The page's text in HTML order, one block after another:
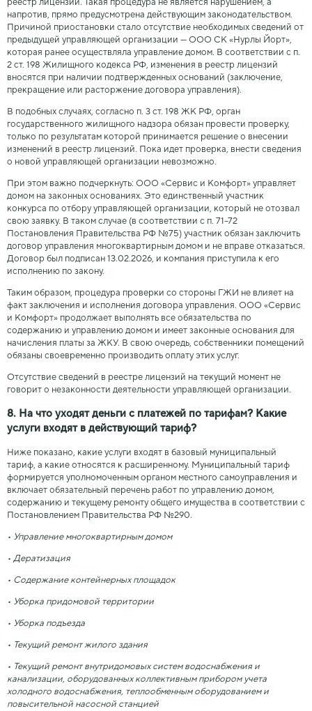
напротив, прямо предусмотрена действующим законодательством.
Причиной приостановки стало отсутствие необходимых сведений от
предыдущей управляющей организации — ООО СК «Нурлы Йорт»,
которая ранее осуществляла управление домом. В соответствии с п.
2 ст. 198 Жилищного кодекса РФ, изменения в реестр лицензий
вносятся при наличии подтвержденных оснований (заключение,
прекращение или расторжение договора управления).
В подобных случаях, согласно п. 3 ст. 198 ЖК РФ, орган
государственного жилищного надзора обязан провести проверку,
только по результатам которой принимается решение о внесении
изменений в реестр лицензий. Пока идет проверка, внести сведения
о новой управляющей организации невозможно.
При этом важно подчеркнуть: ООО «Сервис и Комфорт» управляет
домом на законных основаниях. Это единственный участник
конкурса по отбору управляющей организации, который не отозвал
свою заявку. В таком случае (в соответствии с п. 71–72
Постановления Правительства РФ №75) участник обязан заключить
договор управления многоквартирным домом и не вправе отказаться.
Договор был подписан 13.02.2026, и компания приступила к его
исполнению по закону.
Таким образом, процедура проверки со стороны ГЖИ не влияет на
факт заключения и исполнения договора управления. ООО «Сервис
и Комфорт» продолжает выполнять все обязательства по
содержанию и управлению домом и имеет законные основания для
начисления платы за ЖКУ. В свою очередь, собственники помещений
обязаны своевременно производить оплату этих услуг.
Отсутствие сведений в реестре лицензий на текущий момент не
говорит о незаконности деятельности управляющей организации.
8. На что уходят деньги с платежей по тарифам? Какие
услуги входят в действующий тариф?
Ниже показано, какие услуги входят в базовый муниципальный
тариф, а какие относятся к расширенному. Муниципальный тариф
формируется уполномоченным органом местного самоуправления и
включает обязательный перечень работ по управлению домом,
содержанию и текущему ремонту общего имущества в соответствии с
Постановлением Правительства РФ №290.
• Управление многоквартирным домом
• Дератизация
• Содержание контейнерных площадок
• Уборка придомовой территории
• Уборка подъезда
• Текущий ремонт жилого здания
• Текущий ремонт внутридомовых систем водоснабжения и
канализации, оборудованных коллективным прибором учета
холодного водоснабжения, теплообменным оборудованием и
повысительной насосной станцией